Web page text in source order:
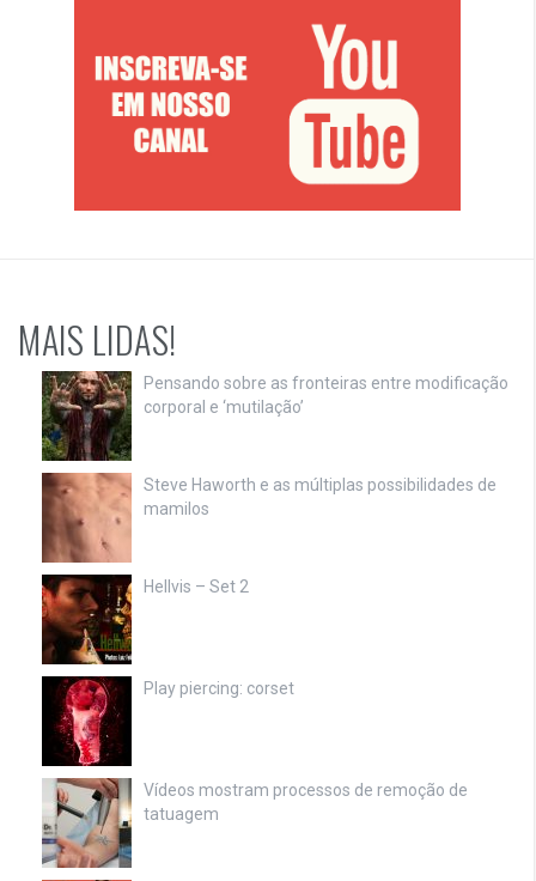
MAIS LIDAS!
Pensando sobre as fronteiras entre modificação
corporal e ‘mutilação’
Steve Haworth e as múltiplas possibilidades de
mamilos
Hellvis – Set 2
Play piercing: corset
Vídeos mostram processos de remoção de
tatuagem